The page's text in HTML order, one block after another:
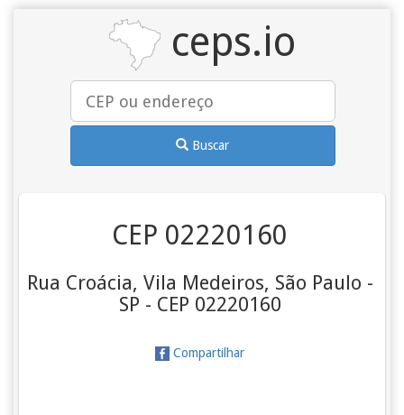
ceps.io
Buscar
CEP 02220160
Rua Croácia, Vila Medeiros, São Paulo -
SP - CEP 02220160
Compartilhar